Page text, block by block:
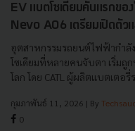
EV แบตโซเดียมคันแรกขอ
Nevo A06 เตรียมเปิดตัวแ
อุตสาหกรรมรถยนต์ไฟฟ้ากำลั
โซเดียมที่หลายคนจับตา เริ่มถู
โลก โดย CATL ผู้ผลิตแบตเตอรี่
กุมภาพันธ์ 11, 2026 | By
0